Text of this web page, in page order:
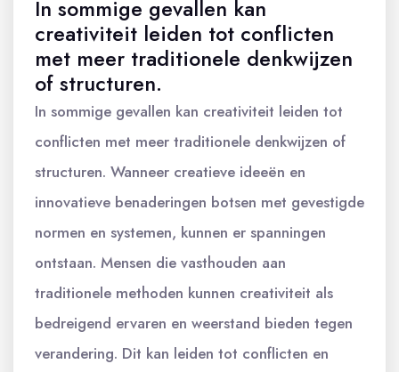
In sommige gevallen kan
creativiteit leiden tot conflicten
met meer traditionele denkwijzen
of structuren.
In sommige gevallen kan creativiteit leiden tot
conflicten met meer traditionele denkwijzen of
structuren. Wanneer creatieve ideeën en
innovatieve benaderingen botsen met gevestigde
normen en systemen, kunnen er spanningen
ontstaan. Mensen die vasthouden aan
traditionele methoden kunnen creativiteit als
bedreigend ervaren en weerstand bieden tegen
verandering. Dit kan leiden tot conflicten en